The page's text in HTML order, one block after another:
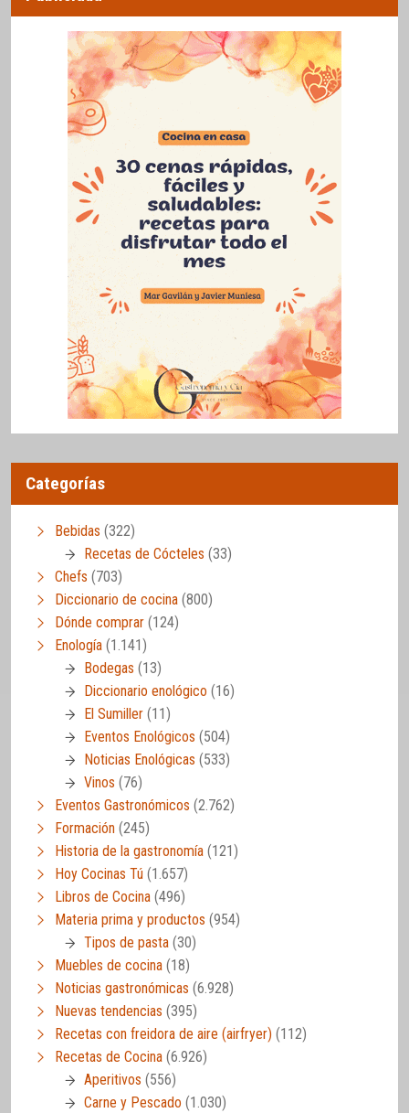
Categorías
Bebidas (322)
Recetas de Cócteles (33)
Chefs (703)
Diccionario de cocina (800)
Dónde comprar (124)
Enología (1.141)
Bodegas (13)
Diccionario enológico (16)
El Sumiller (11)
Eventos Enológicos (504)
Noticias Enológicas (533)
Vinos (76)
Eventos Gastronómicos (2.762)
Formación (245)
Historia de la gastronomía (121)
Hoy Cocinas Tú (1.657)
Libros de Cocina (496)
Materia prima y productos (954)
Tipos de pasta (30)
Muebles de cocina (18)
Noticias gastronómicas (6.928)
Nuevas tendencias (395)
Recetas con freidora de aire (airfryer) (112)
Recetas de Cocina (6.926)
Aperitivos (556)
Carne y Pescado (1.030)